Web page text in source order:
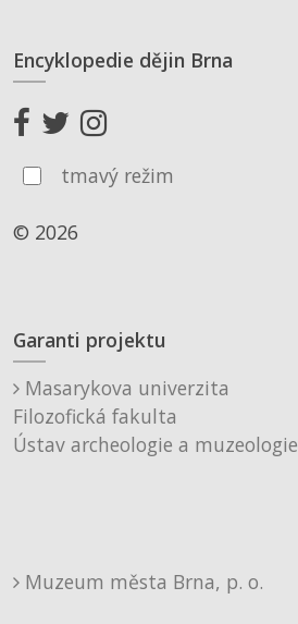
Encyklopedie dějin Brna
tmavý režim
© 2026
Garanti projektu
Masarykova univerzita
Filozofická fakulta
Ústav archeologie a muzeologie
Muzeum města Brna, p. o.